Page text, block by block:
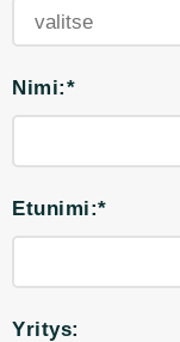
Nimi:*
Etunimi:*
Yritys: